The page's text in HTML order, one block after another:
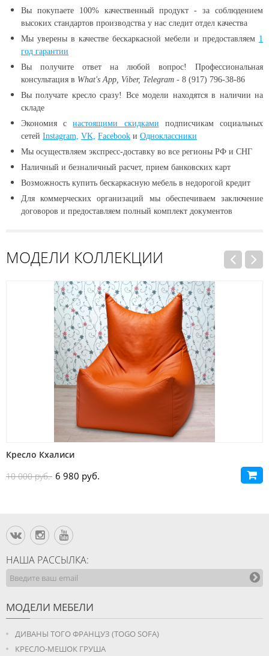
Вы покупаете 100% качественный продукт - за соблюдением
высоких стандартов производства у нас следит отдел качества
Мы уверены в качестве бескаркасной мебели и предоставляем 1
год гарантии
Вы получите ответ на любой вопрос! Профессиональная
консультация в What's App, Viber, Telegram - 8 (917) 796-38-86
Вы получате кресло сразу! Все модели находятся в наличии на
складе
Экономия снастоящими скидками подписчикам социальных
сетей Instagram, VK, Facebook и Одноклассники
Мы осуществляем экспресс-доставку во все регионы РФ и СНГ
Наличный и безналичный расчет, прием банковских карт
Возможность купить бескаркасную мебель в недорогой кредит
Для коммерческих организаций мы обеспечиваем заключение
договоров и предоставляем полный комплект документов
МОДЕЛИ КОЛЛЕКЦИИ
Кресло Кхалиси
10 000 руб. 6 980 руб.
НАША РАССЫЛКА:
МОДЕЛИ МЕБЕЛИ
ДИВАНЫ ТОГО ФРАНЦУЗ (TOGO SOFA)
КРЕСЛО-МЕШОК ГРУША